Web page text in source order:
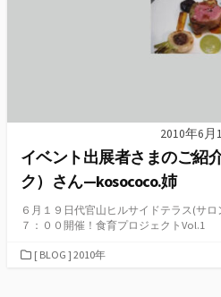
2010年6月
イベント出展者さまのご紹
ク）さん—kosococo.姉
６月１９日代官山ヒルサイドテラス(サ
７：００開催！食育プロジェクトVol.1
カ[ BLOG ] 2010年